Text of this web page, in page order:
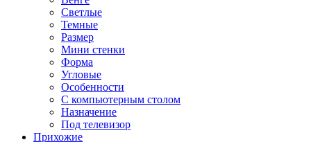
Светлые
Темные
Размер
Мини стенки
Форма
Угловые
Особенности
С компьютерным столом
Назначение
Под телевизор
Прихожие